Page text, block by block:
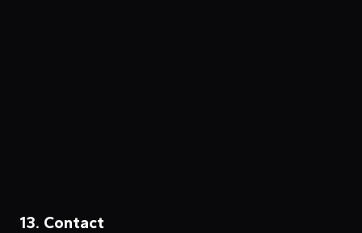
13. Contact